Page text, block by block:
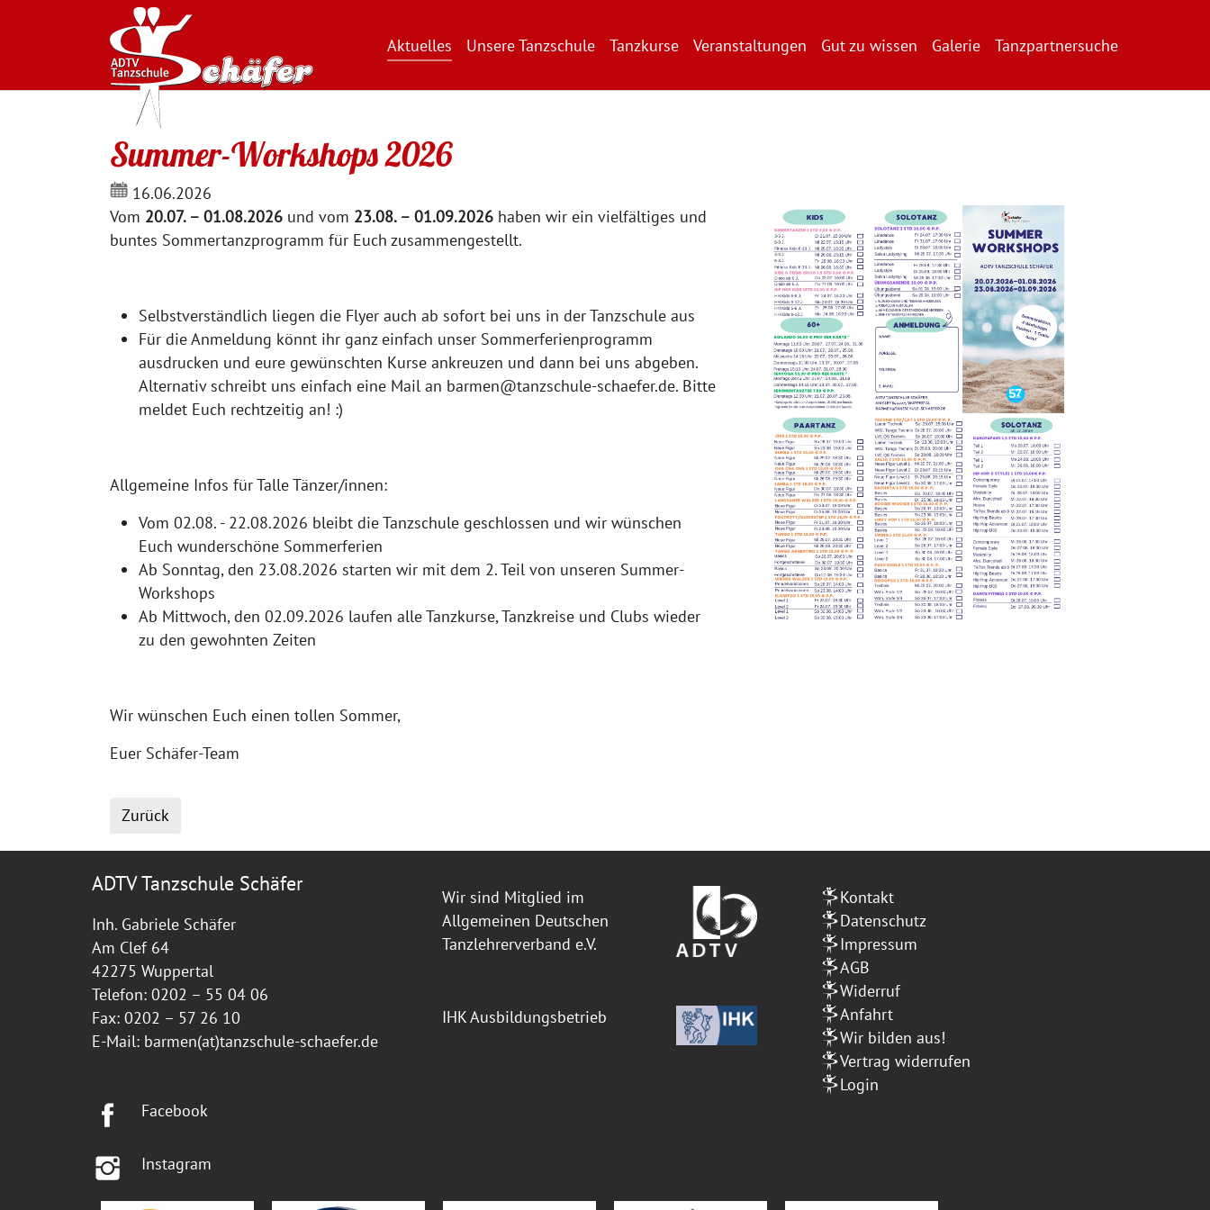
Zum Hauptinhalt springen
Aktuelles Unsere Tanzschule Tanzkurse Veranstaltungen Gut zu wissen Galerie Tanzpartnersuche
Summer-Workshops 2026
16.06.2026
Vom 20.07. – 01.08.2026 und vom 23.08. – 01.09.2026 haben wir ein vielfältiges und
buntes Sommertanzprogramm für Euch zusammengestellt.
Selbstverständlich liegen die Flyer auch ab sofort bei uns in der Tanzschule aus
Für die Anmeldung könnt ihr ganz einfach unser Sommerferienprogramm
ausdrucken und eure gewünschten Kurse ankreuzen und dann bei uns abgeben.
Alternativ schreibt uns einfach eine Mail an barmen@tanzschule-schaefer.de. Bitte
meldet Euch rechtzeitig an! :)
Allgemeine Infos für Talle Tänzer/innen:
Vom 02.08. - 22.08.2026 bleibt die Tanzschule geschlossen und wir wünschen
Euch wunderschöne Sommerferien
Ab Sonntag, den 23.08.2026 starten wir mit dem 2. Teil von unseren Summer-
Workshops
Ab Mittwoch, den 02.09.2026 laufen alle Tanzkurse, Tanzkreise und Clubs wieder
zu den gewohnten Zeiten
Wir wünschen Euch einen tollen Sommer,
Euer Schäfer-Team
Zurück
ADTV Tanzschule Schäfer
Inh. Gabriele Schäfer
Am Clef 64
42275 Wuppertal
Telefon: 0202 – 55 04 06
Fax: 0202 – 57 26 10
E-Mail: barmen(at)tanzschule-schaefer.de
Facebook
Instagram
Wir sind Mitglied im
Allgemeinen Deutschen
Tanzlehrerverband e.V.
IHK Ausbildungsbetrieb
Kontakt
Datenschutz
Impressum
AGB
Widerruf
Anfahrt
Wir bilden aus!
Vertrag widerrufen
Login